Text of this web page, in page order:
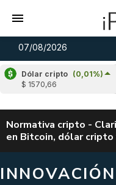
07/08/2026
Dólar cripto (0,01%)
$ 1570,66
u$s
Normativa cripto -
en Bitcoin, dólar cripto
INNOVACIÓN